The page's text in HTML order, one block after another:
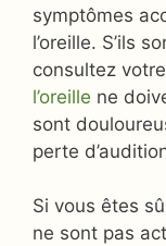
symptômes
l’oreille. S’ils
consultez
l’oreille ne
sont
perte
Si vous êtes
ne sont pas